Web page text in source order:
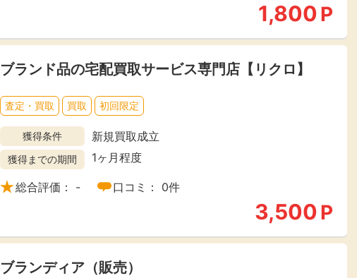
1,800 P
ブランド品の宅配買取サービス専門店【リクロ】
査定・買取 買取 初回限定
獲得条件 新規買取成立
獲得までの期間 1ヶ月程度
総合評価： - 口コミ： 0件
3,500 P
ブランディア（販売）